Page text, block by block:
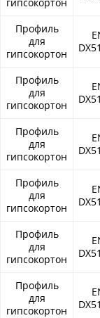
Профиль
для
гипсокортон
Профиль
для
гипсокортон
Профиль
для
гипсокортон
Профиль
для
гипсокортон
Профиль
для
гипсокортон
Профиль
для
гипсокортон